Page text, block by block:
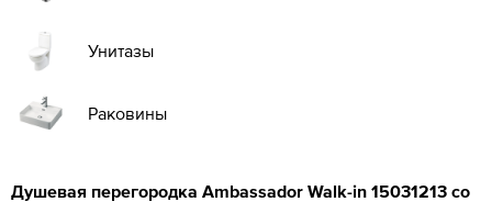
Унитазы
Раковины
Душевая перегородка Ambassador Walk-in 15031213 со